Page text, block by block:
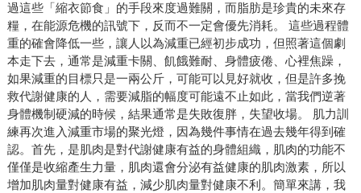
過這些「縮衣節食」的手段來度過難關，而脂肪是珍貴的未來存
糧，在能源危機的訊號下，反而不一定會優先消耗。 這些過程體
重的確會降低一些，讓人以為減重已經初步成功，但照著這個劇
本走下去，通常是減重卡關、飢餓難耐、身體疲倦、心裡焦躁，
如果減重的目標只是一兩公斤，可能可以見好就收，但是許多挽
救代謝健康的人，需要減脂的幅度可能遠不止如此，當我們逆著
身體機制硬減的時候，結果通常是失敗復胖，失望收場。 肌力訓
練再次進入減重市場的聚光燈，因為幾件事情在過去幾年得到確
認。首先，是肌肉是對代謝健康有益的身體組織，肌肉的功能不
僅僅是收縮產生力量，肌肉還會分泌有益健康的肌肉激素，所以
增加肌肉量對健康有益，減少肌肉量對健康不利。簡單來講，我